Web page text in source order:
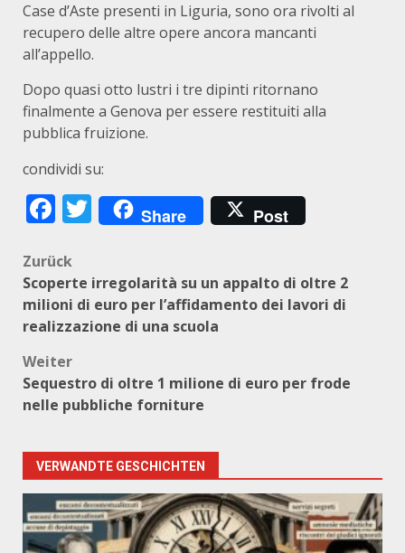
Case d’Aste presenti in Liguria, sono ora rivolti al
recupero delle altre opere ancora mancanti
all’appello.
Dopo quasi otto lustri i tre dipinti ritornano
finalmente a Genova per essere restituiti alla
pubblica fruizione.
condividi su:
Facebook
Twitter
Share Post
Beitragsnavigation
Zurück
Scoperte irregolarità su un appalto di oltre 2
milioni di euro per l’affidamento dei lavori di
realizzazione di una scuola
Weiter
Sequestro di oltre 1 milione di euro per frode
nelle pubbliche forniture
VERWANDTE GESCHICHTEN